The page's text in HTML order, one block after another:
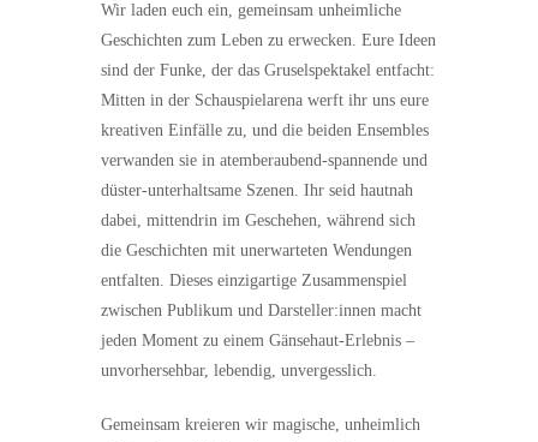
Wir laden euch ein, gemeinsam unheimliche
Geschichten zum Leben zu erwecken. Eure Ideen
sind der Funke, der das Gruselspektakel entfacht:
Mitten in der Schauspielarena werft ihr uns eure
kreativen Einfälle zu, und die beiden Ensembles
verwanden sie in atemberaubend-spannende und
düster-unterhaltsame Szenen. Ihr seid hautnah
dabei, mittendrin im Geschehen, während sich
die Geschichten mit unerwarteten Wendungen
entfalten. Dieses einzigartige Zusammenspiel
zwischen Publikum und Darsteller:innen macht
jeden Moment zu einem Gänsehaut-Erlebnis –
unvorhersehbar, lebendig, unvergesslich.
Gemeinsam kreieren wir magische, unheimlich